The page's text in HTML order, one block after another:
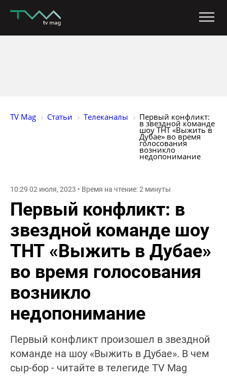
TV Mag Статьи Телеканалы Первый конфликт:
в звездной команде
шоу ТНТ «Выжить в
Дубае» во время
голосования
возникло
недопонимание
10:29 02 июля, 2023 • Время на чтение: 2 минуты
Первый конфликт: в
звездной команде шоу
ТНТ «Выжить в Дубае»
во время голосования
возникло
недопонимание
Первый конфликт произошел в звездной
команде на шоу «Выжить в Дубае». В чем
сыр-бор - читайте в телегиде TV Mag